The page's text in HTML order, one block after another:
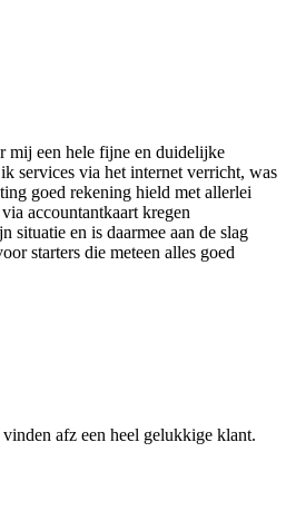
mij een hele fijne en duidelijke
services via het internet verricht, was
goed rekening hield met allerlei
accountantkaart kregen
situatie en is daarmee aan de slag
starters die meteen alles goed
afz een heel gelukkige klant.